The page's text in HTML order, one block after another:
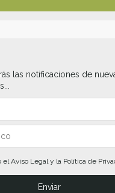
las notificaciones de
elAviso Legaly la Política de